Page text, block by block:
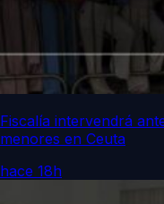
Fiscalía intervendrá
menores en Ceuta
hace 18h